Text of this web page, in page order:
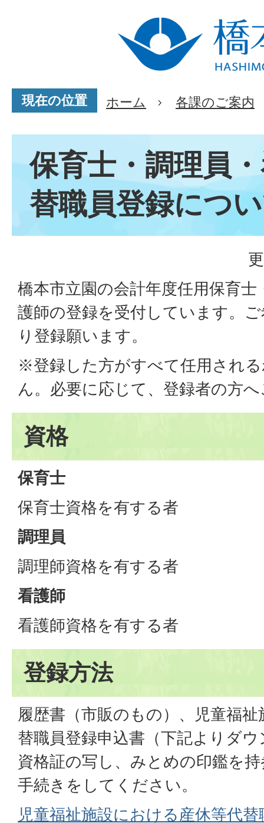
現在の位置 ホーム 各課のご案内
保育士・調理員
替職員登録につ
橋本市立園の会計年度任用保育士
護師の登録を受付しています。
り登録願います。
※登録した方がすべて任用され
ん。必要に応じて、登録者の方
資格
保育士
保育士資格を有する者
調理員
調理師資格を有する者
看護師
看護師資格を有する者
登録方法
履歴書（市販のもの）、児童福
替職員登録申込書（下記よりダ
資格証の写し、みとめの印鑑を
手続きをしてください。
児童福祉施設における産休等代